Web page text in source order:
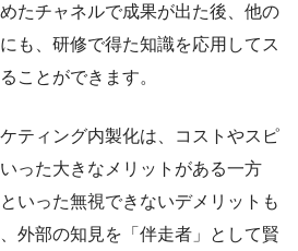
たチャネルで成果が出た後、他の
も、研修で得た知識を応用してス
ことができます。
ティング内製化は、コストやスピ
った大きなメリットがある一方
いった無視できないデメリットも
外部の知見を「伴走者」として賢